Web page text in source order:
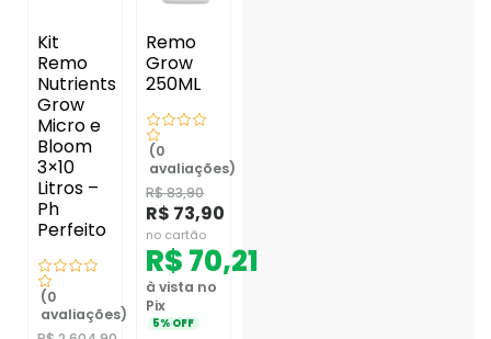
Kit
Remo
Nutrients
Grow
Micro e
Bloom
3×10
Litros –
Ph
Perfeito
(0
avaliações)
Remo
Grow
250ML
(0
avaliações)
R$83,90
R$ 73,90
no cartão
R$70,21
à vista no
Pix
5% OFF